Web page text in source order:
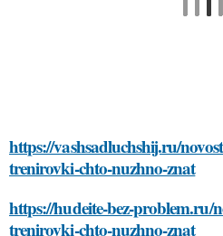
https://vashsadluchshij.ru/
trenirovki-chto-nuzhno-znat
https://hudeite-bez-problem.ru/
trenirovki-chto-nuzhno-znat